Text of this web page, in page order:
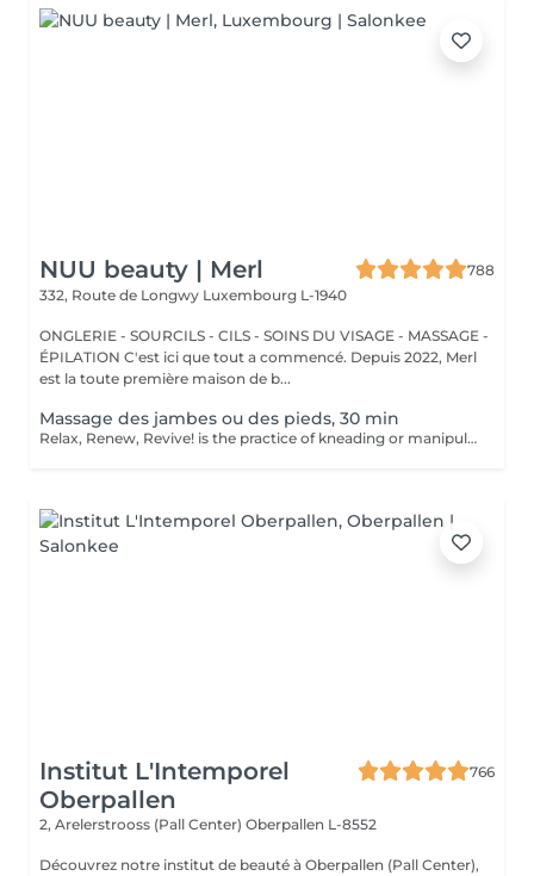
NUU beauty | Merl
788
332, Route de Longwy Luxembourg L-1940
ONGLERIE - SOURCILS - CILS - SOINS DU VISAGE - MASSAGE -
ÉPILATION C'est ici que tout a commencé. Depuis 2022, Merl
est la toute première maison de b...
Massage des jambes ou des pieds, 30 min
Relax, Renew, Revive! is the practice of kneading or manipulating a person's muscles and other soft-tissue in order to reduce stress, reduce muscle pain, increase relaxation and improve the work of the immune system. Benefits of getting legs or feet massage: - reduces stress - relaxing - improves blood circulation - improves body immune system How is massage legs or feet done? - feet and legs are massaged Age restrictions: there are no age restrictions for this procedure. Post procedure recommendations: do not do sport and any sharp movements for 2-3 hours after the procedure. Frequency: 1-2 times per week, 10 times in total. Repeat once in 3-6 months.
Institut L'Intemporel
Oberpallen
766
2, Arelerstrooss (Pall Center) Oberpallen L-8552
Découvrez notre institut de beauté à Oberpallen (Pall Center),